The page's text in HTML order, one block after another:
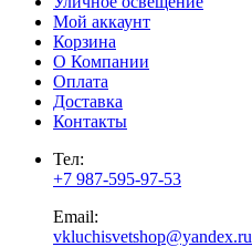
Мой аккаунт
Корзина
О Компании
Оплата
Доставка
Контакты
Тел:
+7 987-595-97-53
Email:
vkluchisvetshop@yandex.ru